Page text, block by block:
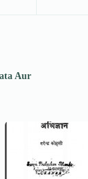
Aur